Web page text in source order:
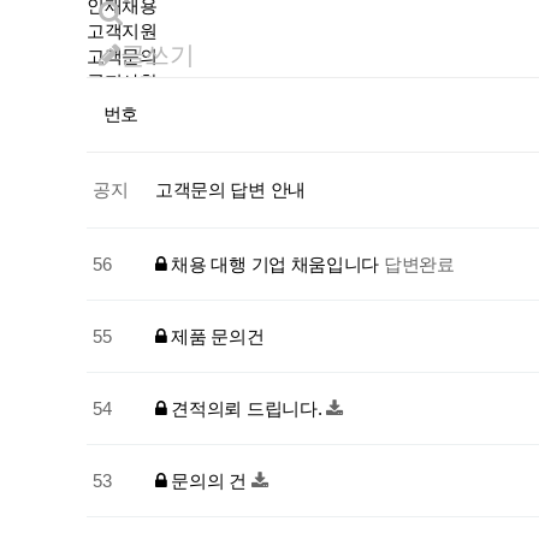
인재채용
고객지원
고객문의
공지사항
언론보도
글쓰기
번호
공지 고객문의 답변 안내
56 채용 대행 기업 채움입니다 답변완료
55 제품 문의건
54 견적의뢰 드립니다.
53 문의의 건